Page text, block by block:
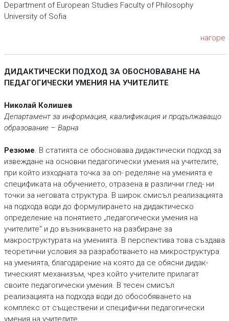
Department of European Studies Faculty of Philosophy
University of Sofia
нагоре
ДИДАКТИЧЕСКИ ПОДХОД ЗА ОБОСНОВАВАНЕ НА
ПЕДАГОГИЧЕСКИ УМЕНИЯ НА УЧИТЕЛИТЕ
Николай Колишев
Департамент за информация, квалификация и продължаващо
образование – Варна
Резюме. В статията се обосновава дидактически подход за
извеждане на основни педагогически умения на учителите,
при който изходната точка за оп- ределяне на уменията е
спецификата на обучението, отразена в различни глед- ни
точки за неговата структура. В широк смисъл реализацията
на подхода води до формулирането на дидактическо
определение на понятието „педагогически умения на
учителите“ и до възникването на разбиране за
макроструктурата на уменията. В перспектива това създава
теоретични условия за разработването на микроструктура
на уменията, благодарение на която да се обясни дидак-
тическият механизъм, чрез който учителите прилагат
своите педагогически умения. В тесен смисъл
реализацията на подхода води до обособяването на
комплекс от съществени и специфични педагогически
умения на учителите.